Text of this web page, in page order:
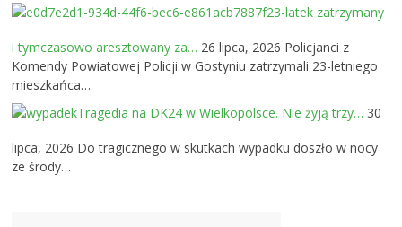
23-latek zatrzymany
i tymczasowo aresztowany za… 26 lipca, 2026 Policjanci z
Komendy Powiatowej Policji w Gostyniu zatrzymali 23-letniego
mieszkańca…
Tragedia na DK24 w Wielkopolsce. Nie żyją trzy… 30
lipca, 2026 Do tragicznego w skutkach wypadku doszło w nocy
ze środy…